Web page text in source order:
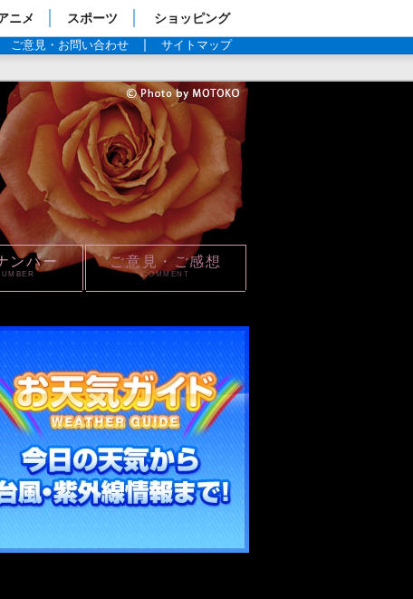
ニメ スポーツ ショッピング
ご意見・お問い合わせ サイトマップ
ンバー ご意見・ご感想
COMMENT